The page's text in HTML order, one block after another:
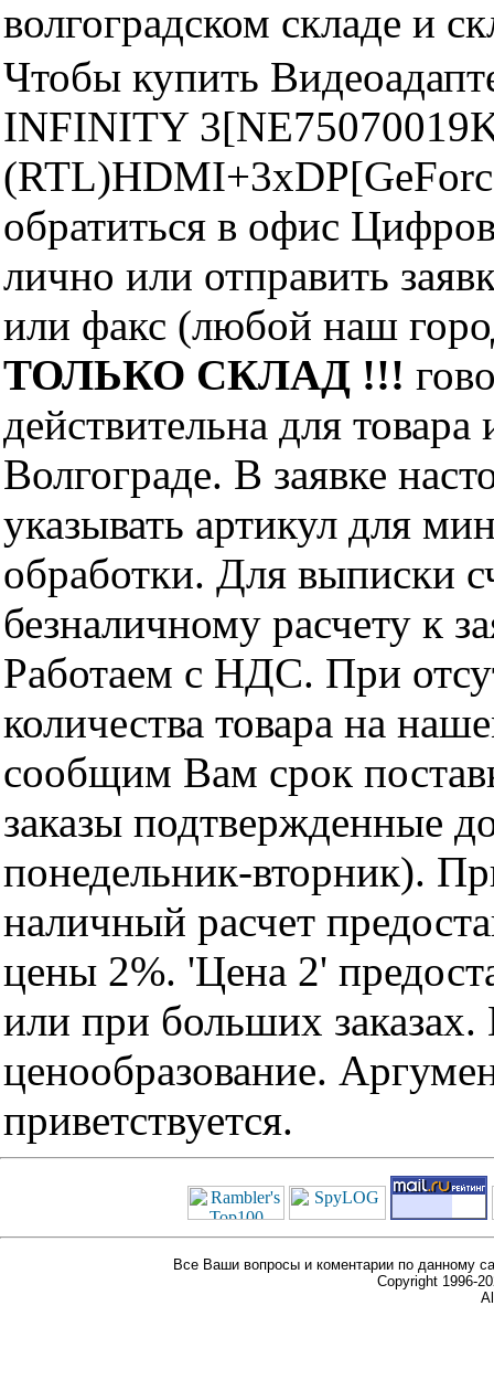
волгоградском складе и
Чтобы купить
INFINITY
обратиться в офис
лично или отправить
или факс (любой наш
ТОЛЬКО СКЛАД !!!
действительна для
Волгограде. В заявке
указывать артикул для
обработки. Для выписки
безналичному расчету к
Работаем с НДС. При
количества товара на
сообщим Вам срок
заказы подтвержденные
понедельник-вторник).
наличный расчет
цены 2%. 'Цена 2'
или при больших
ценообразование.
приветствуется.
Все Ваши вопросы и коментарии по данному
Copyright 1996-